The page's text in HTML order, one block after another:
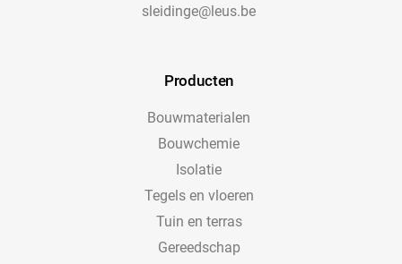
sleidinge@leus.be
Producten
Bouwmaterialen
Bouwchemie
Isolatie
Tegels en vloeren
Tuin en terras
Gereedschap